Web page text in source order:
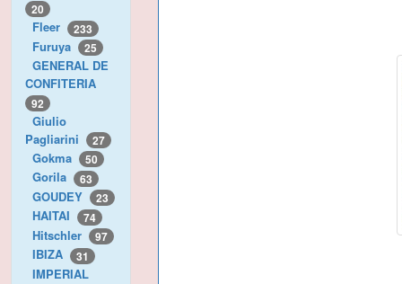
20
Fleer 233
Furuya 25
GENERAL DE
CONFITERIA
92
Giulio
Pagliarini
27
Gokma 50
Gorila 63
GOUDEY 23
HAITAI 74
Hitschler 97
IBIZA 31
IMPERIAL